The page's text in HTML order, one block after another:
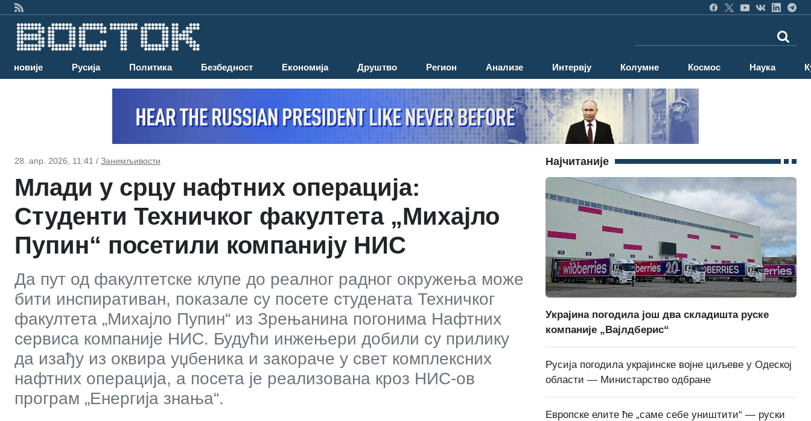
Најновије Русија Политика Безбедност Економија Друштво Регион Анализе Интервју Колумне Космос Наука
28. апр. 2026, 11:41 / Занимљивости
Млади у срцу нафтних операција:
Студенти Техничког факултета „Михајло
Пупин“ посетили компанију НИС
Да пут од факултетске клупе до реалног радног окружења може
бити инспиративан, показале су посете студената Техничког
факултета „Михајло Пупин“ из Зрењанина погонима Нафтних
сервиса компаније НИС. Будући инжењери добили су прилику
да изађу из оквира уџбеника и закораче у свет комплексних
нафтних операција, а посета је реализована кроз НИС-ов
програм „Енергија знања“.
Најчитаније
Украјина погодила још два складишта руске
компаније „Вајлдберис“
Русија погодила украјинске војне циљеве у Одеској
области — Министарство одбране
Европске елите ће „саме себе уништити“ — руски